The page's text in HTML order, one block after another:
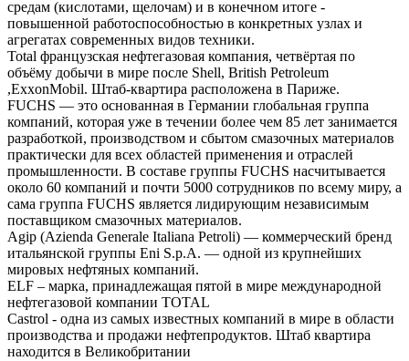
средам (кислотами, щелочам) и в конечном итоге -
повышенной работоспособностью в конкретных узлах и
агрегатах современных видов техники.
Total французская нефтегазовая компания, четвёртая по
объёму добычи в мире после Shell, British Petroleum
,ExxonMobil. Штаб-квартира расположена в Париже.
FUCHS — это основанная в Германии глобальная группа
компаний, которая уже в течении более чем 85 лет занимается
разработкой, производством и сбытом смазочных материалов
практически для всех областей применения и отраслей
промышленности. В составе группы FUCHS насчитывается
около 60 компаний и почти 5000 сотрудников по всему миру, а
сама группа FUCHS является лидирующим независимым
поставщиком смазочных материалов.
Agip (Azienda Generale Italiana Petroli) — коммерческий бренд
итальянской группы Eni S.p.A. — одной из крупнейших
мировых нефтяных компаний.
ELF – марка, принадлежащая пятой в мире международной
нефтегазовой компании TOTAL
Castrol - одна из самых известных компаний в мире в области
производства и продажи нефтепродуктов. Штаб квартира
находится в Великобритании